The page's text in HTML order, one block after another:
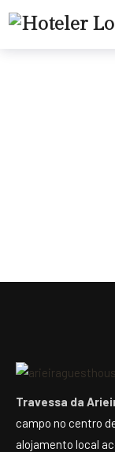
Travessa da
campo no centro
alojamento local